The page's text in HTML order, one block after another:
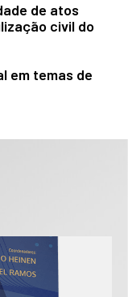
de atos
civil do
em temas de